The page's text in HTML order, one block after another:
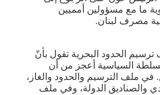
تسوية ما مع مسؤولين أمميين
مصرف لبنان.
ترسيم الحدود البحرية تقول بأنّ
السياسية أعجز من أن
في ملف الترسيم والحدود والغاز،
والصناديق الدولة، وفي ملف